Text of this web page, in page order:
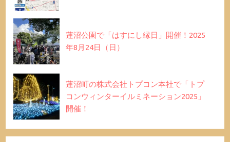
蓮沼公園で「はすにし縁日」開催！2025
年8月24日（日）
蓮沼町の株式会社トプコン本社で「トプ
コンウィンターイルミネーション2025」
開催！